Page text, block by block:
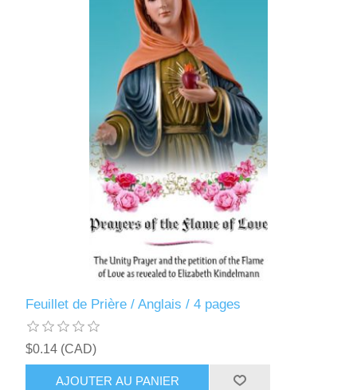
Feuillet de Prière / Anglais / 4 pages
$0.14 (CAD)
AJOUTER AU PANIER